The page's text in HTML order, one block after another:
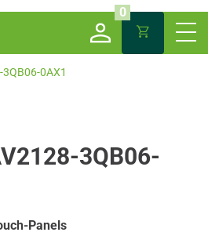
0
0AX1
3QB06-
Panels